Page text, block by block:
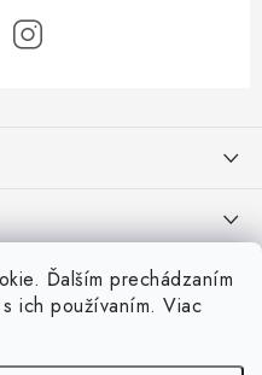
Ďalším prechádzaním
ich používaním. Viac